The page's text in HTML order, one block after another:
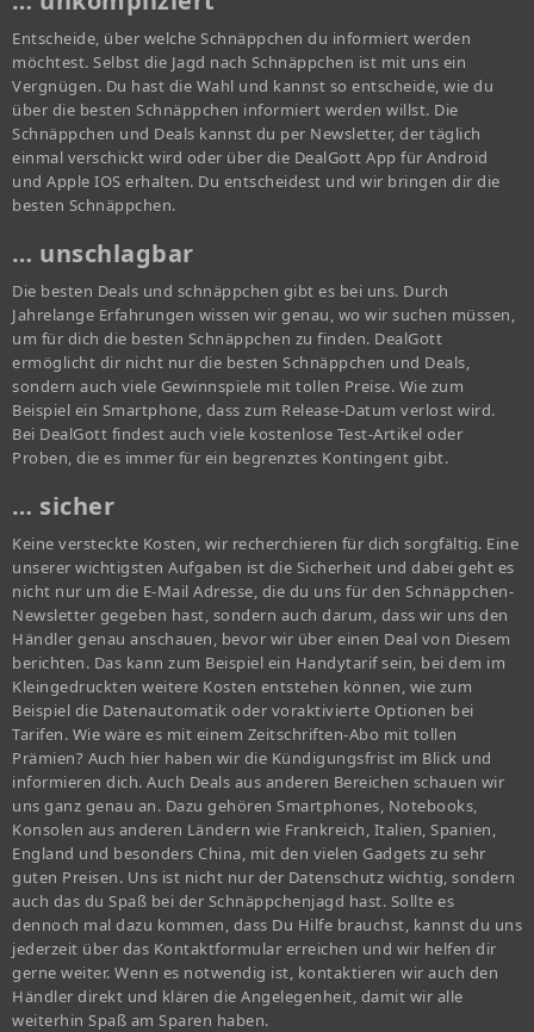
Entscheide, über welche Schnäppchen du informiert werden
möchtest. Selbst die Jagd nach Schnäppchen ist mit uns ein
Vergnügen. Du hast die Wahl und kannst so entscheide, wie du
über die besten Schnäppchen informiert werden willst. Die
Schnäppchen und Deals kannst du per Newsletter, der täglich
einmal verschickt wird oder über die DealGott App für Android
und Apple IOS erhalten. Du entscheidest und wir bringen dir die
besten Schnäppchen.
… unschlagbar
Die besten Deals und schnäppchen gibt es bei uns. Durch
Jahrelange Erfahrungen wissen wir genau, wo wir suchen müssen,
um für dich die besten Schnäppchen zu finden. DealGott
ermöglicht dir nicht nur die besten Schnäppchen und Deals,
sondern auch viele Gewinnspiele mit tollen Preise. Wie zum
Beispiel ein Smartphone, dass zum Release-Datum verlost wird.
Bei DealGott findest auch viele kostenlose Test-Artikel oder
Proben, die es immer für ein begrenztes Kontingent gibt.
… sicher
Keine versteckte Kosten, wir recherchieren für dich sorgfältig. Eine
unserer wichtigsten Aufgaben ist die Sicherheit und dabei geht es
nicht nur um die E-Mail Adresse, die du uns für den Schnäppchen-
Newsletter gegeben hast, sondern auch darum, dass wir uns den
Händler genau anschauen, bevor wir über einen Deal von Diesem
berichten. Das kann zum Beispiel ein Handytarif sein, bei dem im
Kleingedruckten weitere Kosten entstehen können, wie zum
Beispiel die Datenautomatik oder voraktivierte Optionen bei
Tarifen. Wie wäre es mit einem Zeitschriften-Abo mit tollen
Prämien? Auch hier haben wir die Kündigungsfrist im Blick und
informieren dich. Auch Deals aus anderen Bereichen schauen wir
uns ganz genau an. Dazu gehören Smartphones, Notebooks,
Konsolen aus anderen Ländern wie Frankreich, Italien, Spanien,
England und besonders China, mit den vielen Gadgets zu sehr
guten Preisen. Uns ist nicht nur der Datenschutz wichtig, sondern
auch das du Spaß bei der Schnäppchenjagd hast. Sollte es
dennoch mal dazu kommen, dass Du Hilfe brauchst, kannst du uns
jederzeit über das Kontaktformular erreichen und wir helfen dir
gerne weiter. Wenn es notwendig ist, kontaktieren wir auch den
Händler direkt und klären die Angelegenheit, damit wir alle
weiterhin Spaß am Sparen haben.